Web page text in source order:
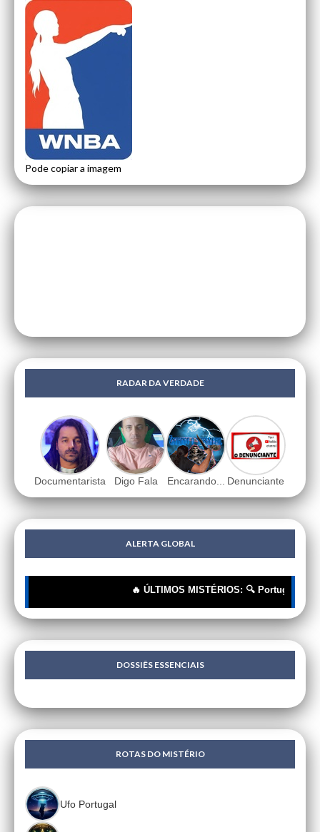
Pode copiar a imagem
RADAR DA VERDADE
Documentarista Digo Fala Encarando... Denunciante
ALERTA GLOBAL
🔥 ÚLTIMOS MISTÉRIOS: 🔍 Portugueses:
DOSSIÊS ESSENCIAIS
ROTAS DO MISTÉRIO
Ufo Portugal